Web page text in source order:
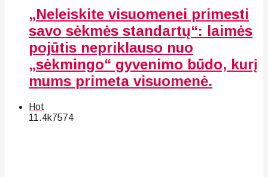
„Neleiskite visuomenei primesti
savo sėkmės standartų“: laimės
pojūtis nepriklauso nuo
„sėkmingo“ gyvenimo būdo, kurį
mums primeta visuomenė.
Hot
11.4k7574